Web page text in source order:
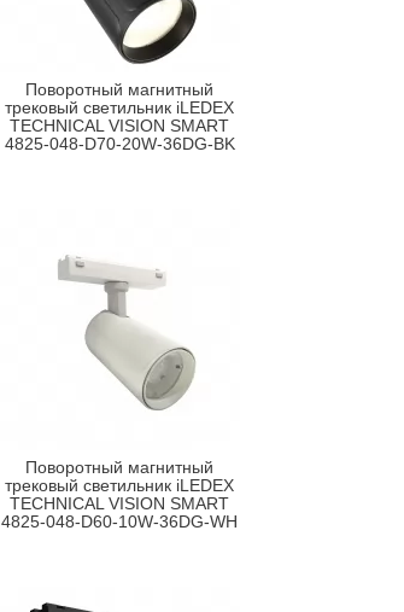
Поворотный магнитный
трековый светильник iLEDEX
TECHNICAL VISION SMART
4825-048-D70-20W-36DG-BK
Поворотный магнитный
трековый светильник iLEDEX
TECHNICAL VISION SMART
4825-048-D60-10W-36DG-WH